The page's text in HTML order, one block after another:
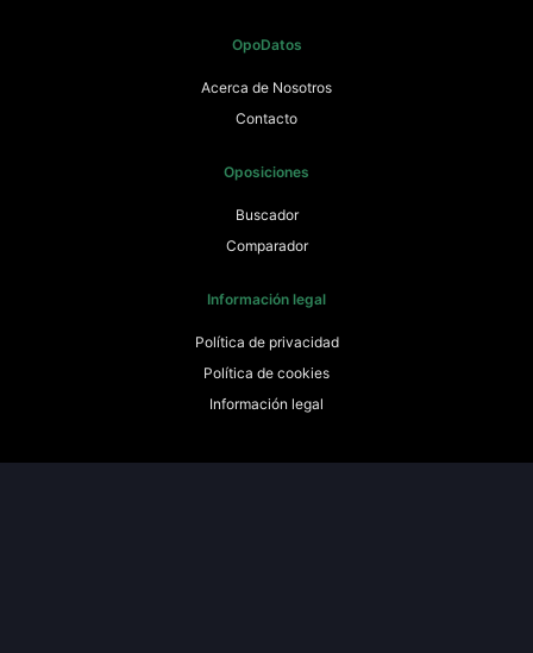
OpoDatos
Acerca de Nosotros
Contacto
Oposiciones
Buscador
Comparador
Información legal
Política de privacidad
Política de cookies
Información legal